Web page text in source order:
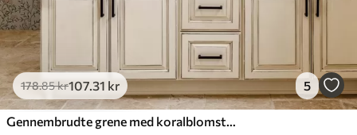
178.85kr107.31 kr 5
Gennembrudte grene med koralblomster, blomstermønster